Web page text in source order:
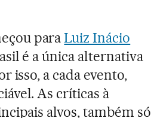
paraLuiz Inácio
é a única alternativa
isso, a cada evento,
As críticas à
alvos, também só